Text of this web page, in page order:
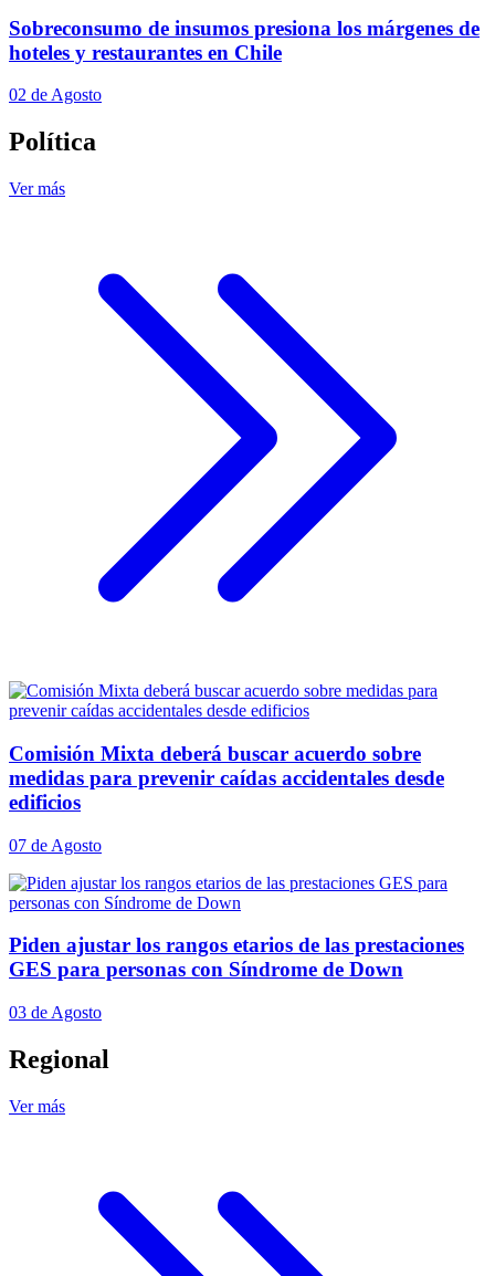
Sobreconsumo de insumos presiona los márgenes de
hoteles y restaurantes en Chile
02 de Agosto
Política
Ver más
Comisión Mixta deberá buscar acuerdo sobre
medidas para prevenir caídas accidentales desde
edificios
07 de Agosto
Piden ajustar los rangos etarios de las prestaciones
GES para personas con Síndrome de Down
03 de Agosto
Regional
Ver más